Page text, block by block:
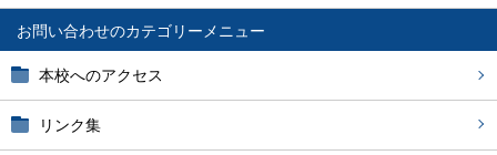
お問い合わせ
本校へのアクセス
リンク集